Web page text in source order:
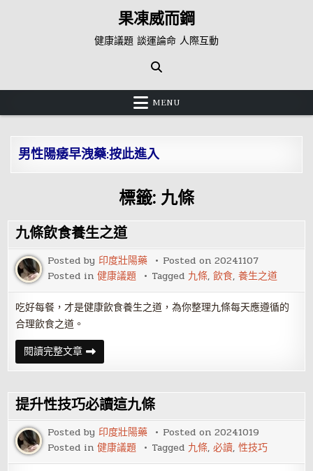
果凍威而鋼
健康議題 談運論命 人際互動
MENU
男性陽痿早洩藥:按此進入
標籤: 九條
九條飲食養生之道
Posted by 印度壯陽藥 Posted on20241107
Posted in健康議題 Tagged 九條,飲食,養生之道
吃好每餐，才是健康飲食養生之道，為你整理九條每天應遵循的
合理飲食之道。
閱讀完整文章九
條
飲
養
生
之
道
提升性技巧必讀這九條
Posted by 印度壯陽藥 Posted on20241019
Posted in健康議題 Tagged 九條,必讀,性技巧